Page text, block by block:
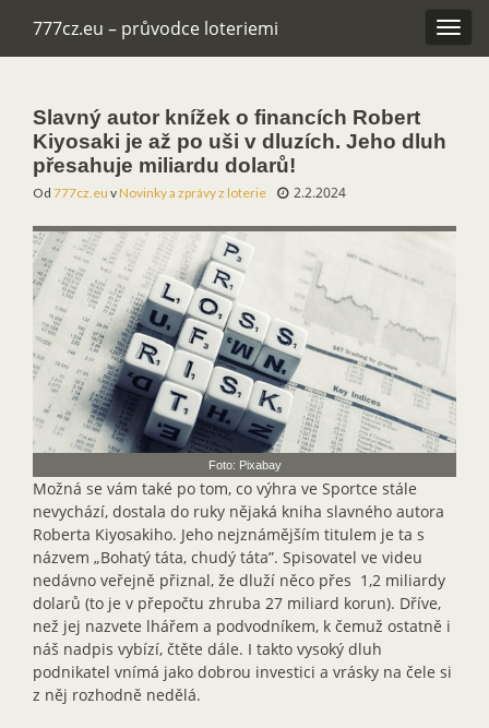
777cz.eu – průvodce loteriemi
Slavný autor knížek o financích Robert
Kiyosaki je až po uši v dluzích. Jeho dluh
přesahuje miliardu dolarů!
Od 777cz.eu vNovinky a zprávy z loterie 2.2.2024
Foto: Pixabay
Možná se vám také po tom, co výhra ve Sportce stále
nevychází, dostala do ruky nějaká kniha slavného autora
Roberta Kiyosakiho. Jeho nejznámějším titulem je ta s
názvem „Bohatý táta, chudý táta”. Spisovatel ve videu
nedávno veřejně přiznal, že dluží něco přes 1,2 miliardy
dolarů (to je v přepočtu zhruba 27 miliard korun). Dříve,
než jej nazvete lhářem a podvodníkem, k čemuž ostatně i
náš nadpis vybízí, čtěte dále. I takto vysoký dluh
podnikatel vnímá jako dobrou investici a vrásky na čele si
z něj rozhodně nedělá.